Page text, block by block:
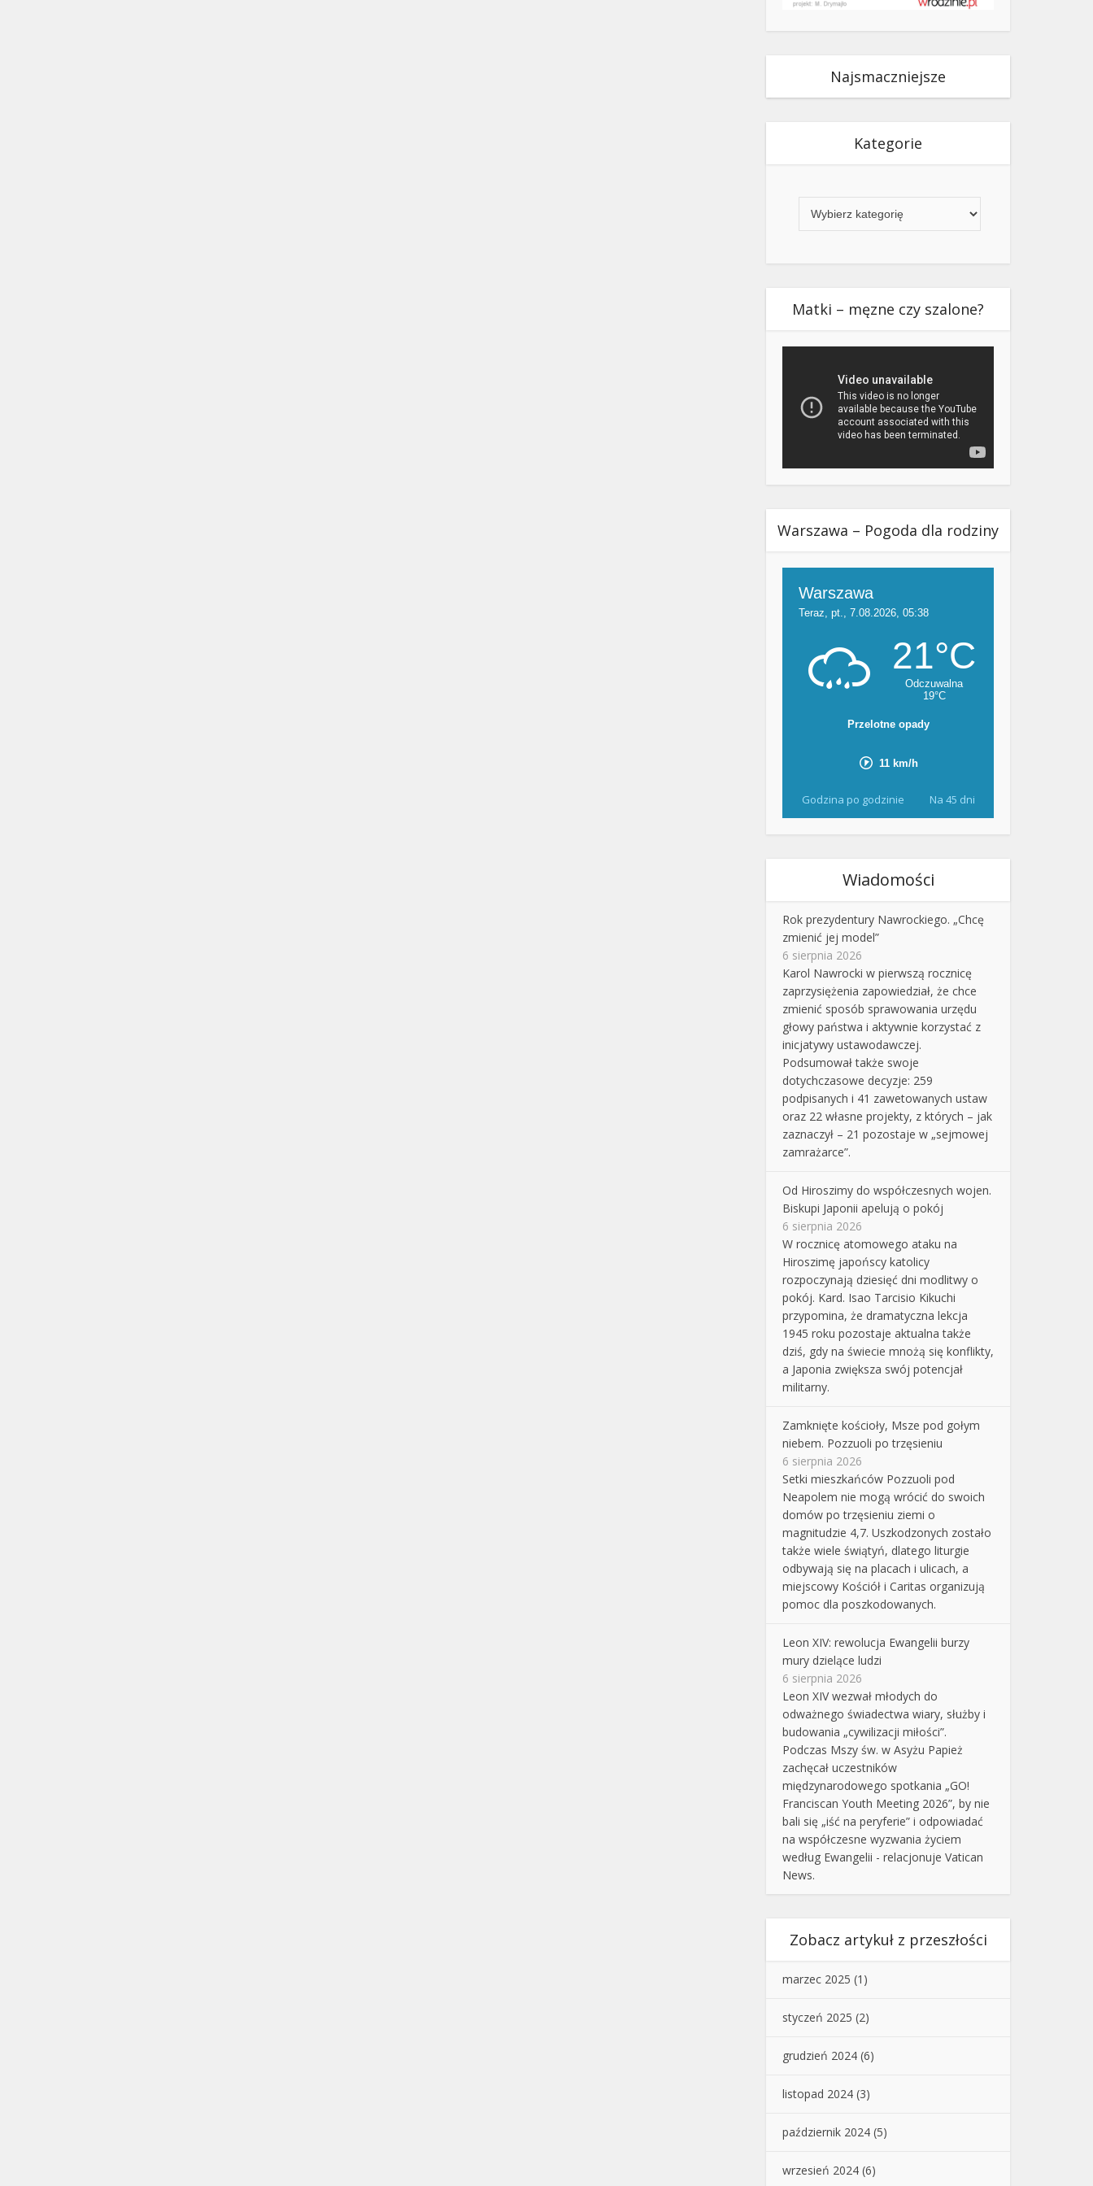
Najsmaczniejsze
Kategorie
Matki – męzne czy szalone?
Warszawa – Pogoda dla rodziny
Godzina po godzinie Na 45 dni
Wiadomości
Rok prezydentury Nawrockiego. „Chcę
zmienić jej model”
6 sierpnia 2026
Karol Nawrocki w pierwszą rocznicę
zaprzysiężenia zapowiedział, że chce
zmienić sposób sprawowania urzędu
głowy państwa i aktywnie korzystać z
inicjatywy ustawodawczej.
Podsumował także swoje
dotychczasowe decyzje: 259
podpisanych i 41 zawetowanych ustaw
oraz 22 własne projekty, z których – jak
zaznaczył – 21 pozostaje w „sejmowej
zamrażarce”.
Od Hiroszimy do współczesnych wojen.
Biskupi Japonii apelują o pokój
6 sierpnia 2026
W rocznicę atomowego ataku na
Hiroszimę japońscy katolicy
rozpoczynają dziesięć dni modlitwy o
pokój. Kard. Isao Tarcisio Kikuchi
przypomina, że dramatyczna lekcja
1945 roku pozostaje aktualna także
dziś, gdy na świecie mnożą się konflikty,
a Japonia zwiększa swój potencjał
militarny.
Zamknięte kościoły, Msze pod gołym
niebem. Pozzuoli po trzęsieniu
6 sierpnia 2026
Setki mieszkańców Pozzuoli pod
Neapolem nie mogą wrócić do swoich
domów po trzęsieniu ziemi o
magnitudzie 4,7. Uszkodzonych zostało
także wiele świątyń, dlatego liturgie
odbywają się na placach i ulicach, a
miejscowy Kościół i Caritas organizują
pomoc dla poszkodowanych.
Leon XIV: rewolucja Ewangelii burzy
mury dzielące ludzi
6 sierpnia 2026
Leon XIV wezwał młodych do
odważnego świadectwa wiary, służby i
budowania „cywilizacji miłości”.
Podczas Mszy św. w Asyżu Papież
zachęcał uczestników
międzynarodowego spotkania „GO!
Franciscan Youth Meeting 2026”, by nie
bali się „iść na peryferie” i odpowiadać
na współczesne wyzwania życiem
według Ewangelii - relacjonuje Vatican
News.
Zobacz artykuł z przeszłości
marzec 2025 (1)
styczeń 2025 (2)
grudzień 2024 (6)
listopad 2024 (3)
październik 2024 (5)
wrzesień 2024 (6)